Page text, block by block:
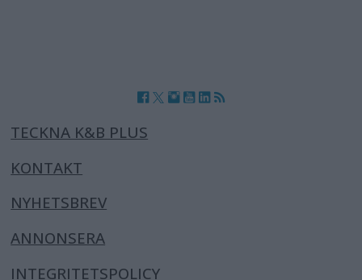
TECKNA K&B PLUS
KONTAKT
NYHETSBREV
ANNONSERA
INTEGRITETSPOLICY